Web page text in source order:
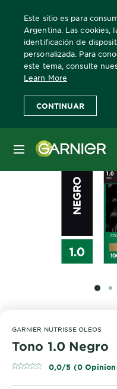
Este sitio es para
Argentina. Las cookies,
identificación de
personalizada. Para
este tema, consulte
Learn More
CONTINUAR
MENÚ
Home Nutrisse Tono
GARNIER NUTRISSE OLEOS
Tono 1.0 Negro
0,0/5 (0